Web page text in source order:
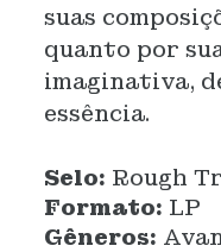
suas
quanto por
imaginativa,
essência.
Selo: Rough
Formato: LP
Gêneros: